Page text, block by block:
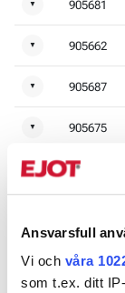
Ansvarsfull
Vi och våra
som t.ex. ditt
▼ 905681
▼ 905662
▼ 905687
▼ 905675
▼ 905676
905653